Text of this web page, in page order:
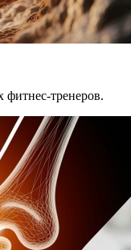
фитнес-тренеров.